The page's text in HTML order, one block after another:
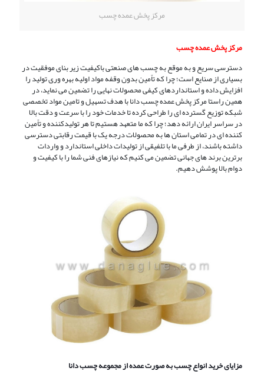
مرکز پخش عمده چسب
مرکز پخش عمده چسب
دسترسی سریع و به‌ موقع به چسب ‌های صنعتی باکیفیت زیر بنای موفقیت در
بسیاری از صنایع است؛ چرا که تاًمین بدون وقفه مواد اولیه بهره ‌وری تولید را
افزایش داده و استانداردهای کیفی محصولات نهایی را تضمین می ‌نماید، در
همین راستا مرکز پخش عمده چسب دانا با هدف تسهیل و تامین مواد تخصصی
شبکه توزیع گسترده‌ ای را طراحی کرده تا خدمات خود را با سرعت و دقت بالا
در سراسر ایران ارائه دهد؛ چرا که ما متعهد هستیم تا هر تولیدکننده و تاًمین‌
کننده ‌ای در تمامی استان ‌ها به محصولات درجه‌ یک با قیمت رقابتی دسترسی
داشته باشند، از طرفی ما با تلفیقی از تولیدات داخلی استاندارد و واردات
برترین برند های جهانی تضمین می ‌کنیم که نیازهای فنی شما را با کیفیت و
دوام بالا پوشش دهیم.
مزایای خرید انواع چسب به صورت عمده از مجموعه چسب دانا